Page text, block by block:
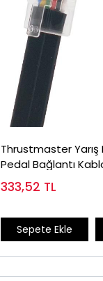
Thrustmaster Yarış
Pedal Bağlantı
333,52 TL
Sepete Ekle